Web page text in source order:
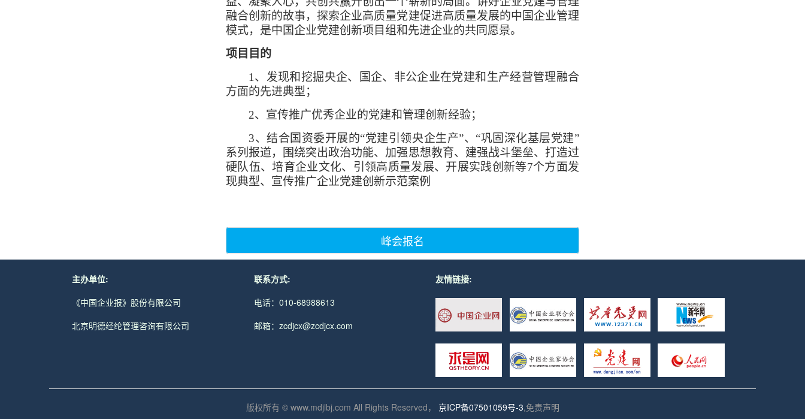
融合创新的故事，探索企业高质量党建促进高质量发展的中国企业管理
模式，是中国企业党建创新项目组和先进企业的共同愿景。
项目目的
1、 发现和挖掘央企、国企、非公企业在党建和生产经营管理融合
方面的先进典型；
2、 宣传推广优秀企业的党建和管理创新经验；
3、结合国资委开展的“党建引领央企生产”、“巩固深化基层党建”
系列报道，围绕突出政治功能、加强思想教育、建强战斗堡垒、打造过
硬队伍、培育企业文化、引领高质量发展、开展实践创新等7个方面发
现典型、宣传推广企业党建创新示范案例
峰会报名
主办单位:
《中国企业报》股份有限公司
北京明德经纶管理咨询有限公司
联系方式:
电话：010-68988613
邮箱：zcdjcx@zcdjcx.com
友情链接:
版权所有 © www.mdjlbj.com All Rights Reserved， 京ICP备07501059号-3,免责声明